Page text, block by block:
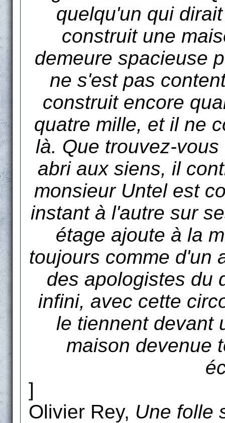
quelqu'un qui
construit une
demeure spacieuse
ne s'est pas
construit encore
quatre mille, et il ne
là. Que trouvez-
abri aux siens, il
monsieur Untel est
instant à l'autre sur
étage ajoute à la
toujours comme d'un
des apologistes du
infini, avec cette
le tiennent devant
maison devenue
]
Olivier Rey, Une folle